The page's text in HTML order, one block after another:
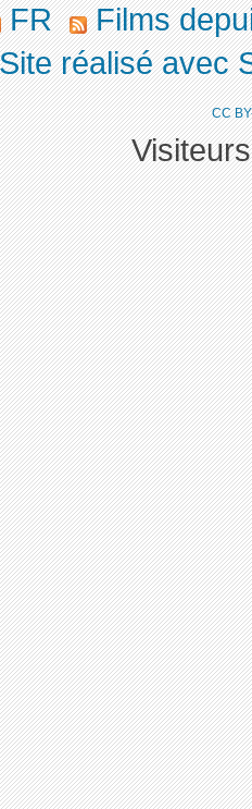
FR
Films
réalisé avec
CC